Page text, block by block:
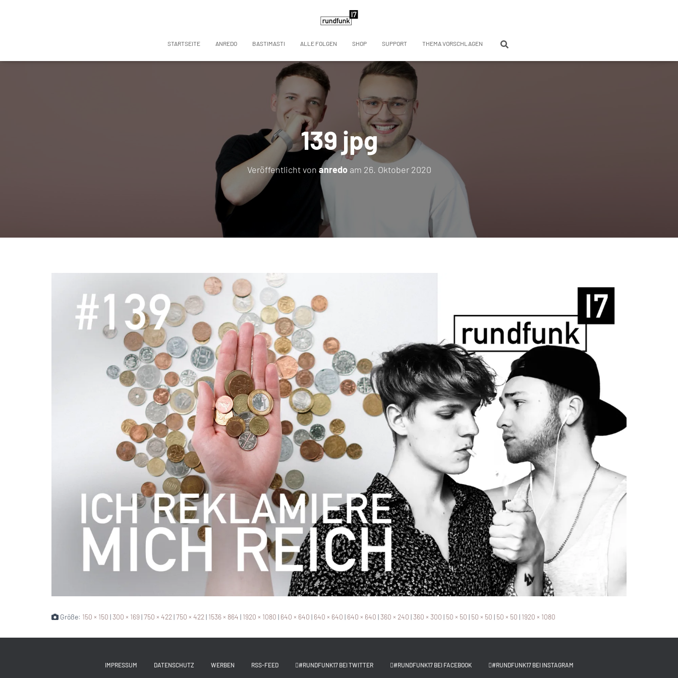
STARTSEITE ANREDO BASTIMASTI ALLE FOLGEN SHOP SUPPORT THEMA VORSCHLAGEN
139 jpg
Veröffentlicht von anredoam 26. Oktober 2020
Größe: 150 × 150 |300 × 169|750 × 422|750 × 422| 1536 × 864 | 1920 × 1080 | 640 × 640 | 640 × 640 | 640 × 640 |360 × 240 |360 × 300 | 50 × 50 | 50 × 50 | 50 × 50 | 1920 × 1080
IMPRESSUM DATENSCHUTZ WERBEN RSS-FEED #RUNDFUNK17 BEI TWITTER #RUNDFUNK17 BEI FACEBOOK #RUNDFUNK17 BEI INSTAGRAM